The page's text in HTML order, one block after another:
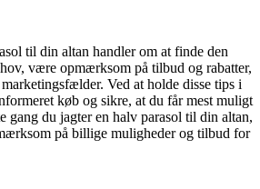
til din altan handler om at finde den
være opmærksom på tilbud og rabatter,
Ved at holde disse tips i
køb og sikre, at du får mest muligt
gang du jagter en halv parasol til din altan,
på billige muligheder og tilbud for